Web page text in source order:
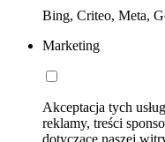
Bing, Criteo, Meta,
Marketing
Akceptacja tych
reklamy, treści